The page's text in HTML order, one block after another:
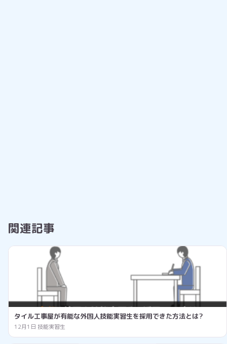
関連記事
タイル工事屋が有能な外国人技能実習生を採用できた方法とは?
12月1日 技能実習生